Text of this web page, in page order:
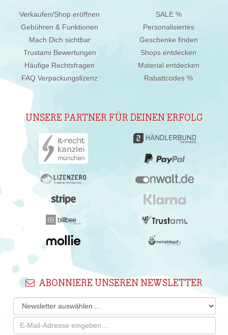
Verkaufen/Shop eröffnen
Gebühren & Funktionen
Mach Dich sichtbar
Trustami Bewertungen
Häufige Rechtsfragen
FAQ Verpackungslizenz
SALE %
Personalisiertes
Geschenke finden
Shops entdecken
Material entdecken
Rabattcodes %
UNSERE PARTNER FÜR DEINEN ERFOLG
ABONNIERE UNSEREN NEWSLETTER